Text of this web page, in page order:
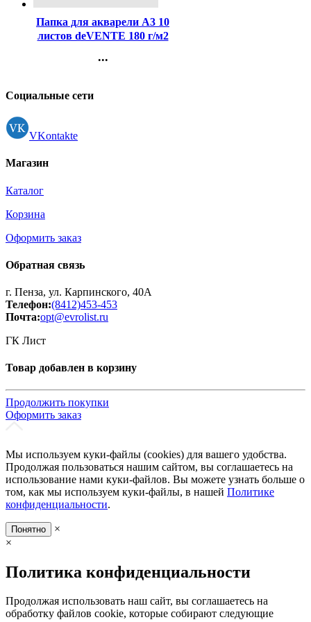
Папка для акварели А3 10
листов deVENTE 180 г/м2
2131900
...
Регистрация
Социальные сети
VKontakte
Магазин
Каталог
Корзина
Оформить заказ
Обратная связь
г. Пенза, ул. Карпинского, 40А
Телефон:(8412)453-453
Почта:opt@evrolist.ru
ГК Лист
Товар добавлен в корзину
Продолжить покупки
Оформить заказ
Мы используем куки-файлы (cookies) для вашего удобства.
Продолжая пользоваться нашим сайтом, вы соглашаетесь на
использование нами куки-файлов. Вы можете узнать больше о
том, как мы используем куки-файлы, в нашей Политике
конфиденциальности.
Понятно
×
×
Политика конфиденциальности
Продолжая использовать наш сайт, вы соглашаетесь на
обработку файлов cookie, которые собирают следующие